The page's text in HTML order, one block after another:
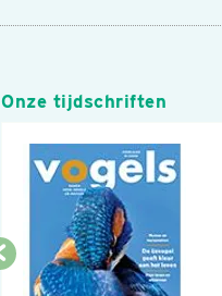
Onze tijdschriften